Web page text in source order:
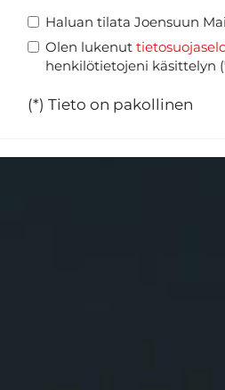
Haluan tilata Joensuun
Olen lukenut
henkilötietojeni käsittelyn
(*) Tieto on pakollinen